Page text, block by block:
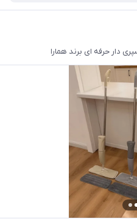
دار حرفه ای برند همارا